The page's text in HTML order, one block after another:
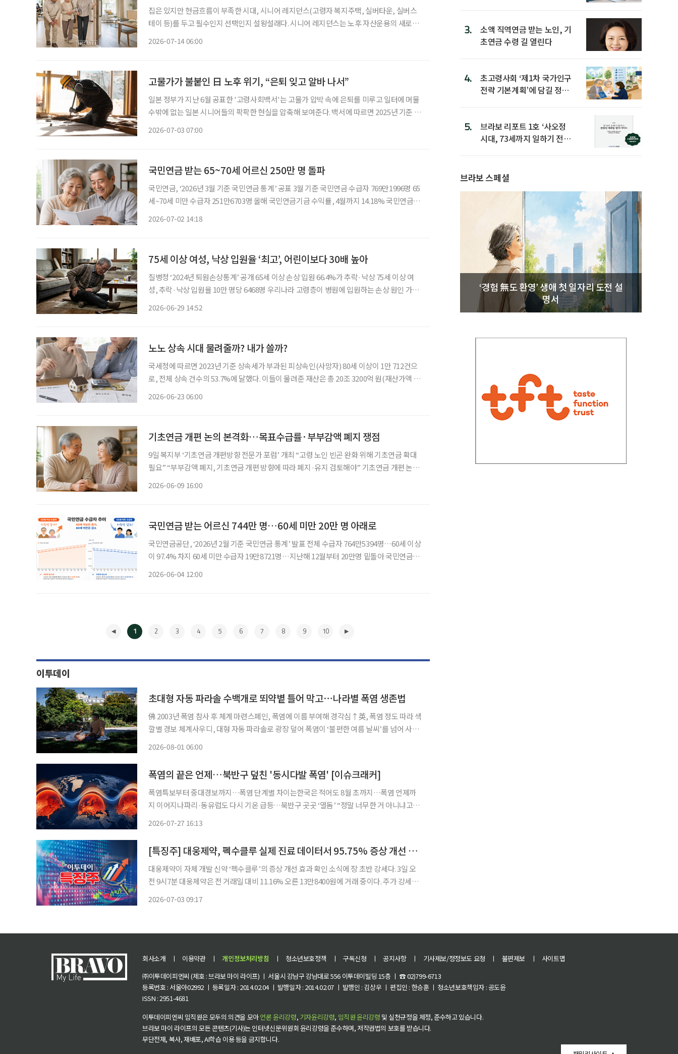
집은 있지만 현금흐름이 부족한 시대, 시니어 레지던스(고령자 복지주택, 실버타운, 실버스
테이 등)를 두고 필수인지 선택인지 설왕설래다. 시니어 레지던스는 노후 자산운용의 새로운
2026-07-14 06:00
고물가가 불붙인 日 노후 위기, “은퇴 잊고 알바 나서”
일본 정부가 지난 6월 공표한 '고령사회백서'는 고물가 압박 속에 은퇴를 미루고 일터에 머물
수밖에 없는 일본 시니어들의 팍팍한 현실을 압축해 보여준다. 백서에 따르면 2025년 기준 일
2026-07-03 07:00
국민연금 받는 65~70세 어르신 250만 명 돌파
국민연금, ‘2026년 3월 기준 국민연금 통계’ 공표 3월 기준 국민연금 수급자 769만1996명 65
세~70세 미만 수급자 251만6703명 올해 국민연금기금 수익률, 4월까지 14.18% 국민연금을
2026-07-02 14:18
75세 이상 여성, 낙상 입원율 ‘최고’, 어린이보다 30배 높아
질병청 ‘2024년 퇴원손상통계’ 공개 65세 이상 손상 입원 66.4%가 추락·낙상 75세 이상 여
성, 추락·낙상 입원율 10만 명당 6468명 우리나라 고령층이 병원에 입원하는 손상 원인 가운
2026-06-29 14:52
노노 상속 시대 물려줄까? 내가 쓸까?
국세청에 따르면 2023년 기준 상속세가 부과된 피상속인(사망자) 80세 이상이 1만 712건으
로, 전체 상속 건수의 53.7%에 달했다. 이들이 물려준 재산은 총 20조 3200억 원(재산가액 기
2026-06-23 06:00
기초연금 개편 논의 본격화…목표수급률·부부감액 폐지 쟁점
9일 복지부 ‘기초연금 개편방향 전문가 포럼’ 개최 “고령 노인 빈곤 완화 위해 기초연금 확대
필요” “부부감액 폐지, 기초연금 개편 방향에 따라 폐지·유지 검토해야” 기초연금 개편 논의
2026-06-09 16:00
국민연금 받는 어르신 744만 명…60세 미만 20만 명 아래로
국민연금공단, ‘2026년 2월 기준 국민연금 통계’ 발표 전체 수급자 764만5394명…60세 이상
이 97.4% 차지 60세 미만 수급자 19만8721명…지난해 12월부터 20만명 밑돌아 국민연금을
2026-06-04 12:00
1 2 3 4 5 6 7 8 9 10
이투데이
초대형 자동 파라솔 수백개로 뙤약볕 틀어 막고⋯나라별 폭염 생존법
佛 2003년 폭염 참사 후 체계 마련스페인, 폭염에 이름 부여해 경각심↑英, 폭염 정도 따라 색
깔별 경보 체계사우디, 대형 자동 파라솔로 광장 덮어 폭염이 ‘불편한 여름 날씨’를 넘어 사람
2026-08-01 06:00
폭염의 끝은 언제…북반구 덮친 '동시다발 폭염' [이슈크래커]
폭염특보부터 중대경보까지…폭염 단계별 차이는한국은 적어도 8월 초까지…폭염 언제까
지 이어지나파리·동유럽도 다시 기온 급등…북반구 곳곳 ‘열돔’ “정말 너무한 거 아니냐고”
2026-07-27 16:13
[특징주] 대웅제약, 펙수클루 실제 진료 데이터서 95.75% 증상 개선 소식에 11%대 강세
대웅제약이 자체 개발 신약 ‘펙수클루’의 증상 개선 효과 확인 소식에 장 초반 강세다. 3일 오
전 9시7분 대웅제약은 전 거래일 대비 11.16% 오른 13만8400원에 거래 중이다. 주가 강세는
2026-07-03 09:17
3.
소액 직역연금 받는 노인, 기
초연금 수령 길 열린다
4.
초고령사회 ‘제1차 국가인구
전략 기본계획’에 담길 정책
5.
브라보 리포트 1호 ‘사오정
시대, 73세까지 일하기 전략’
브라보 스페셜
‘경험 無도 환영’ 생애 첫 일자리 도전 설
명서
회사소개 ㅣ 이용약관 ㅣ 개인정보처리방침 ㅣ 청소년보호정책 ㅣ 구독신청 ㅣ 공지사항 ㅣ 기사제보/정정보도 요청 ㅣ 불편제보 ㅣ
사이트맵
㈜이투데이피엔씨 (제호 : 브라보 마이 라이프) ㅣ 서울시 강남구 강남대로 556 이투데이빌딩 15층 ㅣ ☎ 02)799-6713
등록번호 : 서울아02992 ㅣ 등록일자 : 2014.02.04 ㅣ 발행일자 : 2014.02.07 ㅣ 발행인 : 김상우 ㅣ 편집인 : 한승훈 ㅣ 청소년보호책임자 : 공도윤
ISSN : 2951-4681
이투데이피엔씨 임직원은 모두의 의견을 모아언론 윤리강령, 기자윤리강령, 임직원 윤리강령 및 실천규정을 제정, 준수하고 있습니다.
브라보 마이 라이프의 모든 콘텐츠(기사)는 인터넷신문위원회 윤리강령을 준수하며, 저작권법의 보호를 받습니다.
무단전재, 복사, 재배포, AI학습 이용 등을 금지합니다.